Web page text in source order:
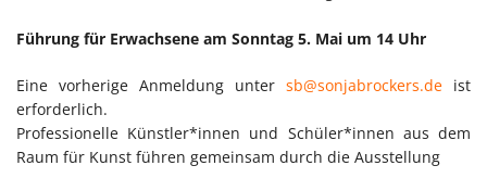
Führung für Erwachsene am Sonntag 5. Mai um 14 Uhr
Eine vorherige Anmeldung unter sb@sonjabrockers.de ist
erforderlich.
Professionelle Künstler*innen und Schüler*innen aus dem
Raum für Kunst führen gemeinsam durch die Ausstellung